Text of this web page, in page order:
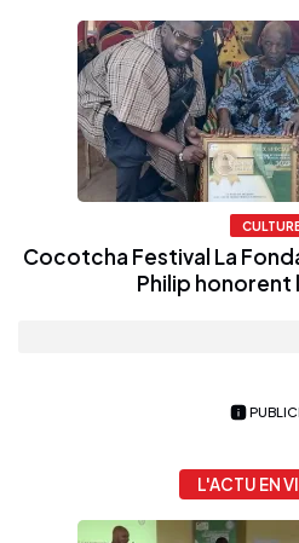
Cocotcha Festival La
Philip honorent
L'ACTU EN